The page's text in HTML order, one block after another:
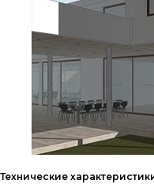
Технические
Бонусная программа
Получайте баллы с каждой
покупки, и совершайте
следующие с максимальной
гарантию 1 год
Подробнее